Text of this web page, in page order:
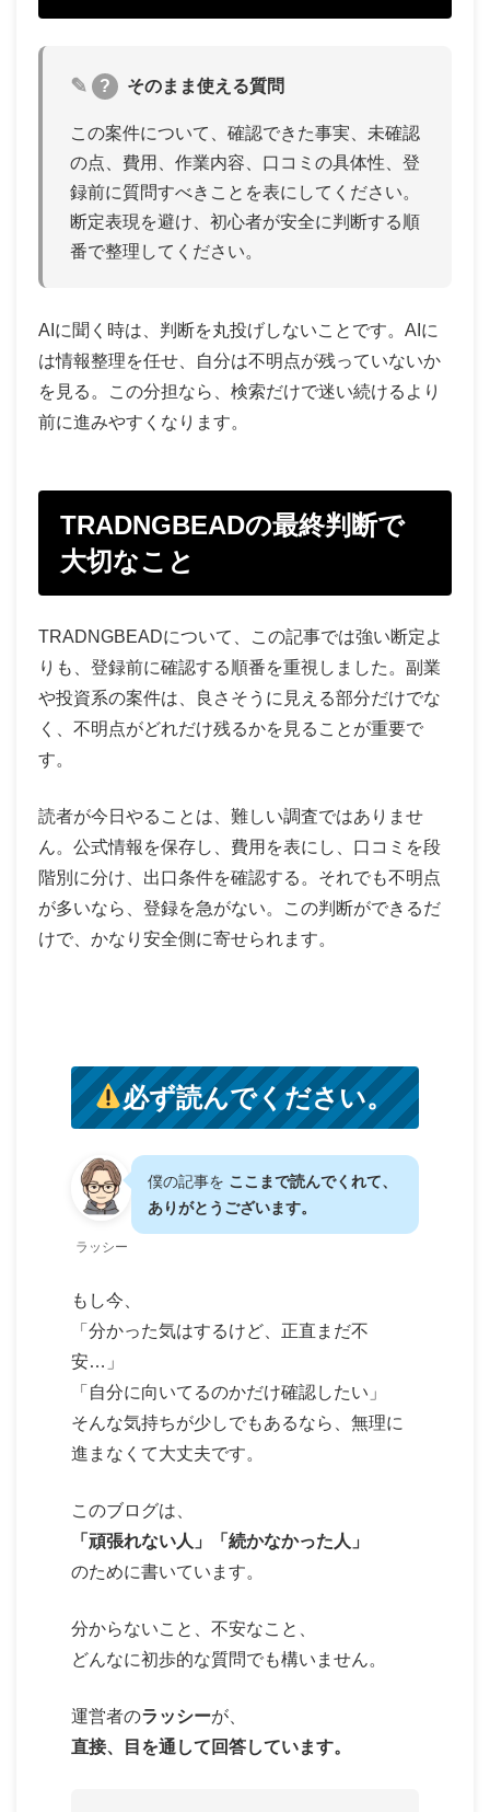
? そのまま使える質問
この案件について、確認できた事実、未確認
の点、費用、作業内容、口コミの具体性、登
録前に質問すべきことを表にしてください。
断定表現を避け、初心者が安全に判断する順
番で整理してください。
AIに聞く時は、判断を丸投げしないことです。AIに
は情報整理を任せ、自分は不明点が残っていないか
を見る。この分担なら、検索だけで迷い続けるより
前に進みやすくなります。
TRADNGBEADの最終判断で
大切なこと
TRADNGBEADについて、この記事では強い断定よ
りも、登録前に確認する順番を重視しました。副業
や投資系の案件は、良さそうに見える部分だけでな
く、不明点がどれだけ残るかを見ることが重要で
す。
読者が今日やることは、難しい調査ではありませ
ん。公式情報を保存し、費用を表にし、口コミを段
階別に分け、出口条件を確認する。それでも不明点
が多いなら、登録を急がない。この判断ができるだ
けで、かなり安全側に寄せられます。
必ず読んでください。
ラッシー
僕の記事を ここまで読んでくれて、
ありがとうございます。
もし今、
「分かった気はするけど、正直まだ不
安…」
「自分に向いてるのかだけ確認したい」
そんな気持ちが少しでもあるなら、無理に
進まなくて大丈夫です。
このブログは、
「頑張れない人」「続かなかった人」
のために書いています。
分からないこと、不安なこと、
どんなに初歩的な質問でも構いません。
運営者のラッシーが、
直接、目を通して回答しています。